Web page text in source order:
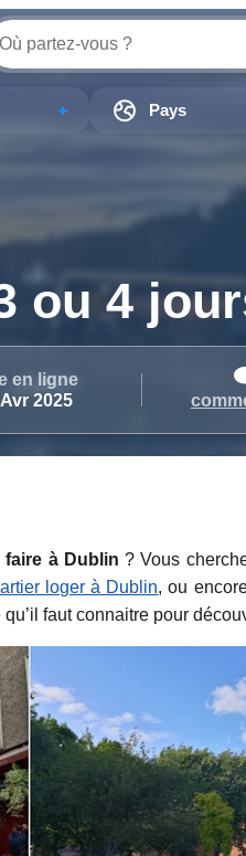
Pays
ou 4
en ligne
2025
faire à Dublin ? Vous
loger à Dublin, ou
faut connaitre pour